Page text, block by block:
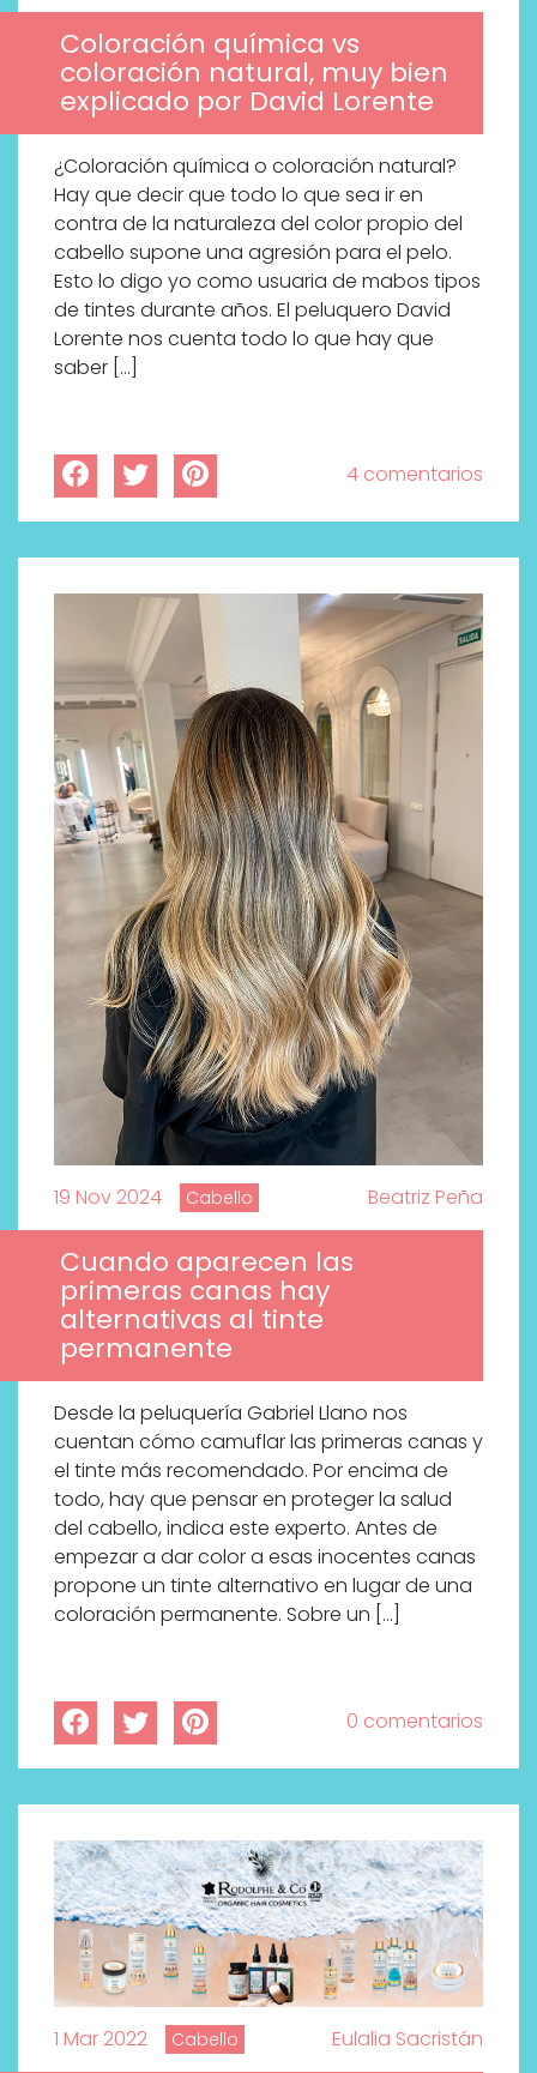
Coloración química vs
coloración natural, muy bien
explicado por David Lorente
¿Coloración química o coloración natural?
Hay que decir que todo lo que sea ir en
contra de la naturaleza del color propio del
cabello supone una agresión para el pelo.
Esto lo digo yo como usuaria de mabos tipos
de tintes durante años. El peluquero David
Lorente nos cuenta todo lo que hay que
saber […]
4 comentarios
19 Nov 2024 Cabello Beatriz Peña
Cuando aparecen las
primeras canas hay
alternativas al tinte
permanente
Desde la peluquería Gabriel Llano nos
cuentan cómo camuflar las primeras canas y
el tinte más recomendado. Por encima de
todo, hay que pensar en proteger la salud
del cabello, indica este experto. Antes de
empezar a dar color a esas inocentes canas
propone un tinte alternativo en lugar de una
coloración permanente. Sobre un […]
0 comentarios
1 Mar 2022 Cabello Eulalia Sacristán